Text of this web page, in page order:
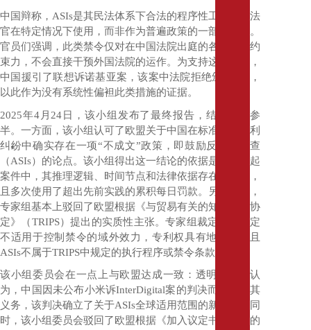
中国辩称， ASIs是其民法体系下合法的程序性工具，由法
官在特定情况下使用，而非作为普遍政策的一部分适用。
官员们强调，此类禁令仅对在中国法院出庭的各方具有约
束力，不会直接干预外国法院的运作。为支持这一观点，
中国援引了联想诉诺基亚案，该案中法院拒绝颁发
，
以此作为没有系统性偏袒此类措施的证据。
2025年4月 24 日，该小组发布了最终报告，结果喜忧参
半。一方面，该小组认可了欧盟关于中国在标准必要专利
纠纷中确实存在一项“不成文”政策，即鼓励反垄断调查
（ASIs）的论点。该小组得出这一结论的依据是，在多起
案件中，其推理逻辑、时间节点和法律依据存在相似性，
且多次使用了超出先前实践的累积每日罚款。另一方面，
专家组基本上驳回了欧盟根据《与贸易有关的知识产权协
定》（TRIPS）提出的实质性主张。专家组裁定，该协定
不适用于控制禁令的域外效力，专利权具有地域性，且
ASIs不属于TRIPS中规定的执行程序或禁令条款的范围。
该小组委员会在一点上与欧盟达成一致：透明度。它认
为，中国因未公布小米诉InterDigital案的判决而违反了其
义务，该判决确立了关于ASIs全球适用范围的新原则。同
时，该小组委员会驳回了欧盟根据《加入议定书》提出的